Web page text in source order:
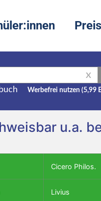
X
Werbefrei nutzen (5,99
u.a.
Cicero Philos.
Livius